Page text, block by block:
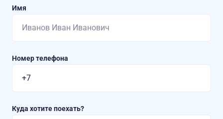
Имя
Номер телефона
Куда хотите поехать?